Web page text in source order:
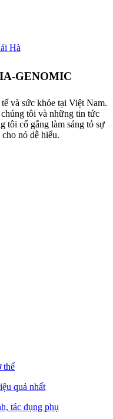
Hà
GENOMIC
và sức khỏe tại Việt Nam.
tôi và những tin tức
tôi cố gắng làm sáng tỏ sự
nó dễ hiểu.
thể
quả nhất
tác dụng phụ